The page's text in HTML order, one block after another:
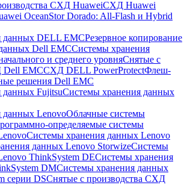
СХД HuaweiСХД Huawei
OceanStor Dorado: All-Flash и Hybrid
данных DELL EMCРезервное копирование
Dell EMCСистемы хранения
и среднего уровняСнятые с
Dell EMCСХД DELL PowerProtectФлеш-
решения Dell EMC
FujitsuСистемы хранения данных
данных LenovoОблачные системы
определяемые системы
Системы хранения данных Lenovo
данных Lenovo StorwizeСистемы
ThinkSystem DEСистемы хранения
DMСистемы хранения данных
серии DSСнятые с производства СХД